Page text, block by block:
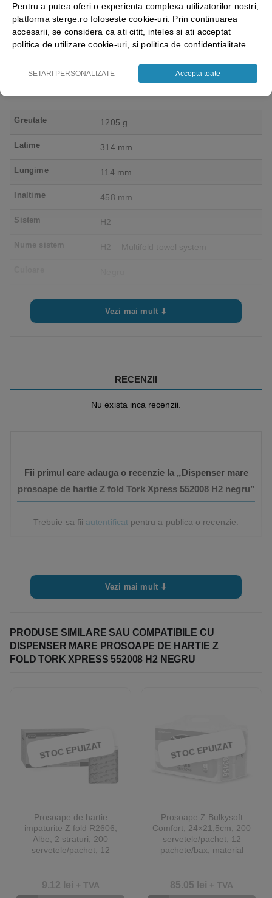
saloane si domeniul
industrial, calitate premium
18.05lei+ TVA
Vezi detalii
industria alimentara
43.69lei+ TVA
Vezi detalii
Greutate 1205 g
Latime 314 mm
Lungime 114 mm
Inaltime 458 mm
Sistem H2
Nume sistem H2 – Multifold towel system
Vezi mai mult ⬇
RECENZII
Nu exista inca recenzii.
Fii primul care adauga o recenzie la „Dispenser mare
prosoape de hartie Z fold Tork Xpress 552008 H2 negru”
Trebuie sa fii autentificatpentru a publica o recenzie.
Vezi mai mult ⬇
PRODUSE SIMILARE SAU COMPATIBILE CU
DISPENSER MARE PROSOAPE DE HARTIE Z
FOLD TORK XPRESS 552008 H2 NEGRU
STOC EPUIZAT
Prosoape de hartie
impaturite Z fold R2606,
Albe, 2 straturi, 200
servetele/pachet, 12
9.12 lei + TVA
STOC EPUIZAT
Prosoape Z Bulkysoft
Comfort, 24×21,5cm, 200
servetele/pachet, 12
pachete/bax, material
85.05 lei + TVA
Pentru a putea oferi o experienta complexa utilizatorilor nostri,
platforma sterge.ro foloseste cookie-uri. Prin continuarea
accesarii, se considera ca ati citit, inteles si ati acceptat
politica de utilizare cookie-uri, si politica de confidentialitate.
SETARI PERSONALIZATE Accepta toate